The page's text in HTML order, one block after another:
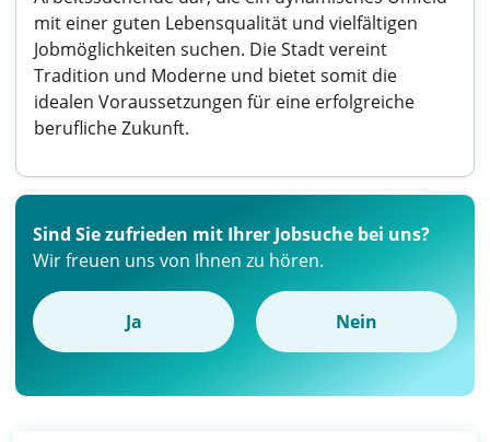
mit einer guten Lebensqualität und vielfältigen
Jobmöglichkeiten suchen. Die Stadt vereint
Tradition und Moderne und bietet somit die
idealen Voraussetzungen für eine erfolgreiche
berufliche Zukunft.
Sind Sie zufrieden mit Ihrer Jobsuche bei uns?
Wir freuen uns von Ihnen zu hören.
Ja Nein